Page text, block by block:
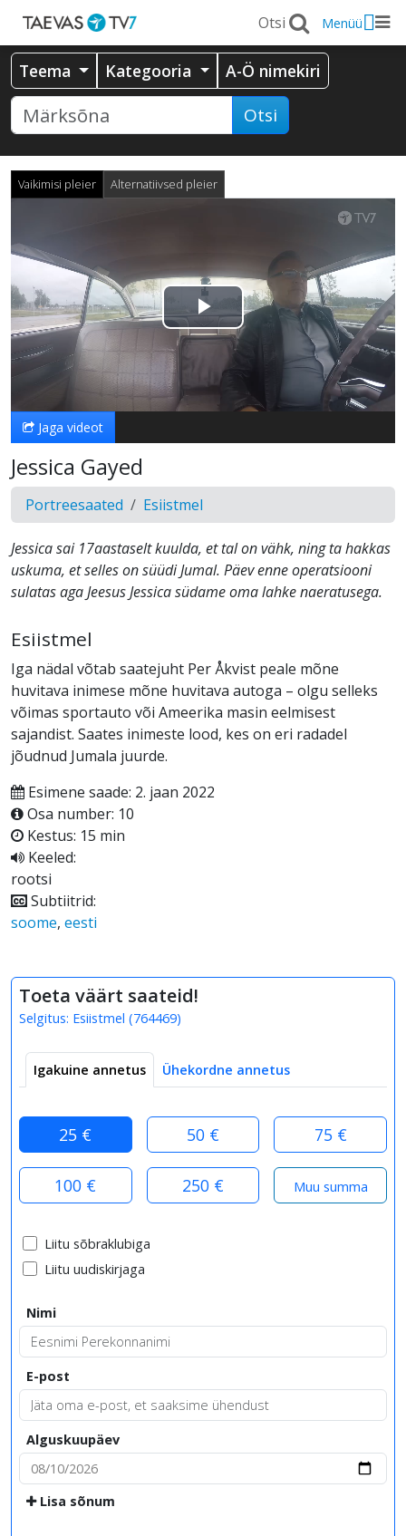
Menüü
Teema Kategooria A-Ö nimekiri
Otsi
Vaikimisi pleier Alternatiivsed pleier
Esita
video
Jaga videot
Jessica Gayed
Portreesaated Esiistmel
Jessica sai 17aastaselt kuulda, et tal on vähk, ning ta hakkas
uskuma, et selles on süüdi Jumal. Päev enne operatsiooni
sulatas aga Jeesus Jessica südame oma lahke naeratusega.
Esiistmel
Iga nädal võtab saatejuht Per Åkvist peale mõne
huvitava inimese mõne huvitava autoga – olgu selleks
võimas sportauto või Ameerika masin eelmisest
sajandist. Saates inimeste lood, kes on eri radadel
jõudnud Jumala juurde.
Esimene saade: 2. jaan 2022
Osa number: 10
Kestus: 15 min
Keeled:
rootsi
Subtiitrid:
soome, eesti
Toeta väärt saateid!
Selgitus: Esiistmel (764469)
Igakuine annetus Ühekordne annetus
25 € 50 € 75 €
100 € 250 €
Liitu sõbraklubiga
Liitu uudiskirjaga
Nimi
E-post
Alguskuupäev
Lisa sõnum